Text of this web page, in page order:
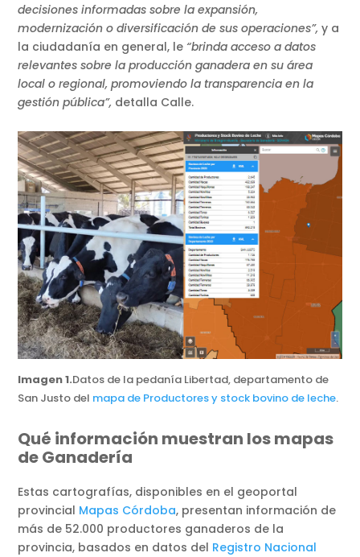
decisiones informadas sobre la expansión,
modernización o diversificación de sus operaciones”,y a
la ciudadanía en general, le “brinda acceso a datos
relevantes sobre la producción ganadera en su área
local o regional, promoviendo la transparencia en la
gestión pública”, detalla Calle.
Imagen 1.Datos de la pedanía Libertad, departamento de
San Justo del mapa de Productores y stock bovino de leche.
Qué información muestran los mapas
de Ganadería
Estas cartografías, disponibles en el geoportal
provincial Mapas Córdoba, presentan información de
más de 52.000 productores ganaderos de la
provincia, basados en datos del Registro Nacional